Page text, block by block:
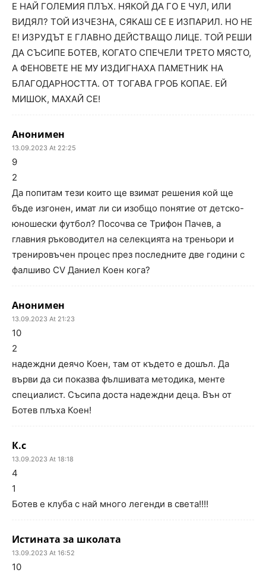
Е НАЙ ГОЛЕМИЯ ПЛЪХ. НЯКОЙ ДА ГО Е ЧУЛ, ИЛИ
ВИДЯЛ? ТОЙ ИЗЧЕЗНА, СЯКАШ СЕ Е ИЗПАРИЛ. НО НЕ
Е! ИЗРУДЪТ Е ГЛАВНО ДЕЙСТВАЩО ЛИЦЕ. ТОЙ РЕШИ
ДА СЪСИПЕ БОТЕВ, КОГАТО СПЕЧЕЛИ ТРЕТО МЯСТО,
А ФЕНОВЕТЕ НЕ МУ ИЗДИГНАХА ПАМЕТНИК НА
БЛАГОДАРНОСТТА. ОТ ТОГАВА ГРОБ КОПАЕ. ЕЙ
МИШОК, МАХАЙ СЕ!
Анонимен
13.09.2023 At 22:25
9
2
Да попитам тези които ще взимат решения кой ще
бъде изгонен, имат ли си изобщо понятие от детско-
юношески футбол? Посочва се Трифон Пачев, а
главния ръководител на селекцията на треньори и
тренировъчен процес през последните две години с
фалшиво CV Даниел Коен кога?
Анонимен
13.09.2023 At 21:23
10
2
надеждни деячо Коен, там от където е дошъл. Да
върви да си показва фълшивата методика, менте
специалист. Съсипа доста надеждни деца. Вън от
Ботев плъха Коен!
К.с
13.09.2023 At 18:18
4
1
Ботев е клуба с най много легенди в света!!!!
Истината за школата
13.09.2023 At 16:52
10